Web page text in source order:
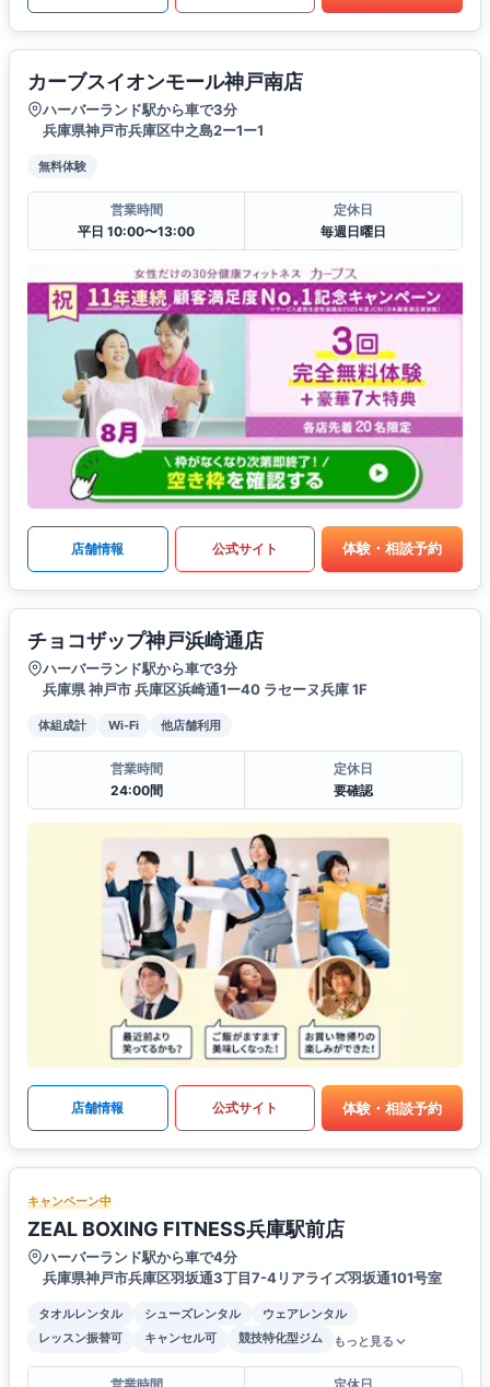
カーブスイオンモール神戸南店
ハーバーランド駅から車で3分
兵庫県神戸市兵庫区中之島2ー1ー1
無料体験
営業時間
平日 10:00〜13:00
定休日
毎週日曜日
店舗情報 公式サイト 体験・相談予約
チョコザップ神戸浜崎通店
ハーバーランド駅から車で3分
兵庫県 神戸市 兵庫区浜崎通1ー40 ラセーヌ兵庫 1F
体組成計 Wi-Fi 他店舗利用
営業時間
24:00間
定休日
要確認
店舗情報 公式サイト 体験・相談予約
キャンペーン中
ZEAL BOXING FITNESS兵庫駅前店
ハーバーランド駅から車で4分
兵庫県神戸市兵庫区羽坂通3丁目7-4リアライズ羽坂通101号室
タオルレンタル シューズレンタル
ウェアレンタル
レッスン振替可
キャンセル可 競技特化型ジム もっと見る